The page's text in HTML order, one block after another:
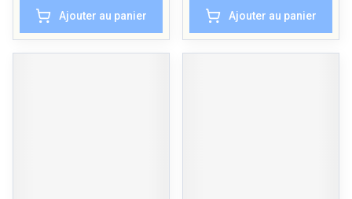
Ajouter au panier Ajouter au panier